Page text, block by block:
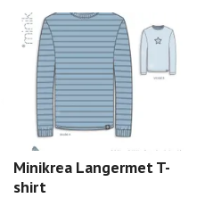
Minikrea Langermet T-
shirt